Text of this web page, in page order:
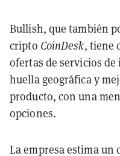
Bullish, que también
cripto CoinDesk, tiene
ofertas de servicios
huella geográfica y
producto, con una
opciones.
La empresa estima un